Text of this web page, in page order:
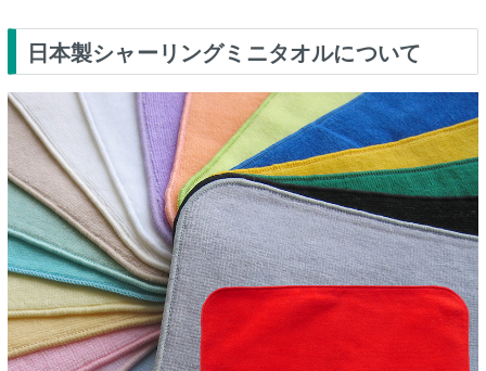
日本製シャーリングミニタオルについて